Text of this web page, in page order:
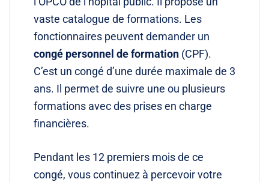
vaste catalogue de formations. Les
fonctionnaires peuvent demander un
congé personnel de formation (CPF).
C’est un congé d’une durée maximale de 3
ans. Il permet de suivre une ou plusieurs
formations avec des prises en charge
financières.
Pendant les 12 premiers mois de ce
congé, vous continuez à percevoir votre